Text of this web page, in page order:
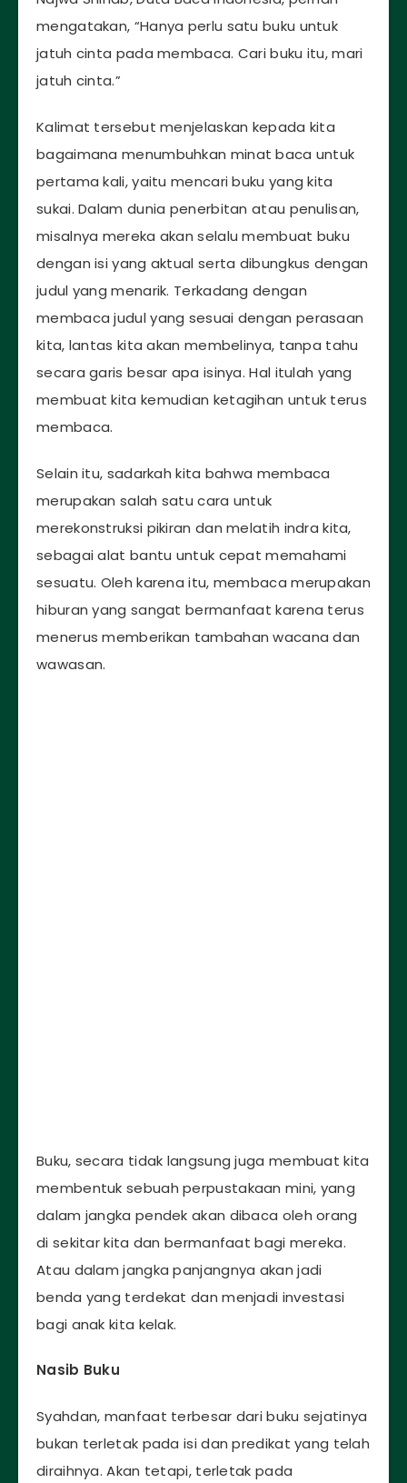
mengatakan, “Hanya perlu satu buku untuk
jatuh cinta pada membaca. Cari buku itu, mari
jatuh cinta.”
Kalimat tersebut menjelaskan kepada kita
bagaimana menumbuhkan minat baca untuk
pertama kali, yaitu mencari buku yang kita
sukai. Dalam dunia penerbitan atau penulisan,
misalnya mereka akan selalu membuat buku
dengan isi yang aktual serta dibungkus dengan
judul yang menarik. Terkadang dengan
membaca judul yang sesuai dengan perasaan
kita, lantas kita akan membelinya, tanpa tahu
secara garis besar apa isinya. Hal itulah yang
membuat kita kemudian ketagihan untuk terus
membaca.
Selain itu, sadarkah kita bahwa membaca
merupakan salah satu cara untuk
merekonstruksi pikiran dan melatih indra kita,
sebagai alat bantu untuk cepat memahami
sesuatu. Oleh karena itu, membaca merupakan
hiburan yang sangat bermanfaat karena terus
menerus memberikan tambahan wacana dan
wawasan.
Buku, secara tidak langsung juga membuat kita
membentuk sebuah perpustakaan mini, yang
dalam jangka pendek akan dibaca oleh orang
di sekitar kita dan bermanfaat bagi mereka.
Atau dalam jangka panjangnya akan jadi
benda yang terdekat dan menjadi investasi
bagi anak kita kelak.
Nasib Buku
Syahdan, manfaat terbesar dari buku sejatinya
bukan terletak pada isi dan predikat yang telah
diraihnya. Akan tetapi, terletak pada